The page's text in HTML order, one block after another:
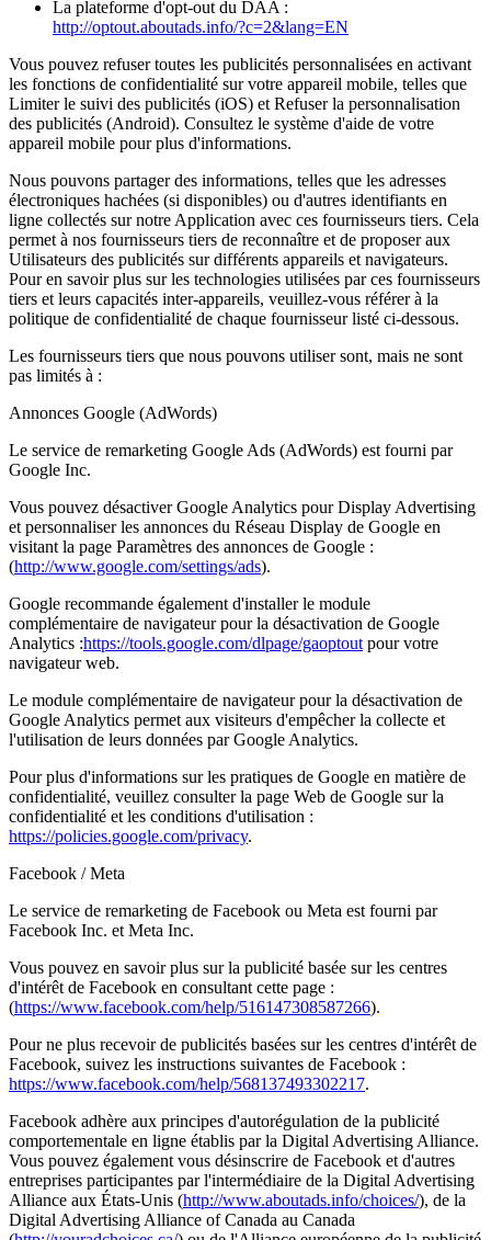
La plateforme d'opt-out du DAA :
http://optout.aboutads.info/?c=2&lang=EN
Vous pouvez refuser toutes les publicités personnalisées en activant
les fonctions de confidentialité sur votre appareil mobile, telles que
Limiter le suivi des publicités (iOS) et Refuser la personnalisation
des publicités (Android). Consultez le système d'aide de votre
appareil mobile pour plus d'informations.
Nous pouvons partager des informations, telles que les adresses
électroniques hachées (si disponibles) ou d'autres identifiants en
ligne collectés sur notre Application avec ces fournisseurs tiers. Cela
permet à nos fournisseurs tiers de reconnaître et de proposer aux
Utilisateurs des publicités sur différents appareils et navigateurs.
Pour en savoir plus sur les technologies utilisées par ces fournisseurs
tiers et leurs capacités inter-appareils, veuillez-vous référer à la
politique de confidentialité de chaque fournisseur listé ci-dessous.
Les fournisseurs tiers que nous pouvons utiliser sont, mais ne sont
pas limités à :
Annonces Google (AdWords)
Le service de remarketing Google Ads (AdWords) est fourni par
Google Inc.
Vous pouvez désactiver Google Analytics pour Display Advertising
et personnaliser les annonces du Réseau Display de Google en
visitant la page Paramètres des annonces de Google :
(http://www.google.com/settings/ads).
Google recommande également d'installer le module
complémentaire de navigateur pour la désactivation de Google
Analytics :https://tools.google.com/dlpage/gaoptout pour votre
navigateur web.
Le module complémentaire de navigateur pour la désactivation de
Google Analytics permet aux visiteurs d'empêcher la collecte et
l'utilisation de leurs données par Google Analytics.
Pour plus d'informations sur les pratiques de Google en matière de
confidentialité, veuillez consulter la page Web de Google sur la
confidentialité et les conditions d'utilisation :
https://policies.google.com/privacy.
Facebook / Meta
Le service de remarketing de Facebook ou Meta est fourni par
Facebook Inc. et Meta Inc.
Vous pouvez en savoir plus sur la publicité basée sur les centres
d'intérêt de Facebook en consultant cette page :
(https://www.facebook.com/help/516147308587266).
Pour ne plus recevoir de publicités basées sur les centres d'intérêt de
Facebook, suivez les instructions suivantes de Facebook :
https://www.facebook.com/help/568137493302217.
Facebook adhère aux principes d'autorégulation de la publicité
comportementale en ligne établis par la Digital Advertising Alliance.
Vous pouvez également vous désinscrire de Facebook et d'autres
entreprises participantes par l'intermédiaire de la Digital Advertising
Alliance aux États-Unis (http://www.aboutads.info/choices/), de la
Digital Advertising Alliance of Canada au Canada